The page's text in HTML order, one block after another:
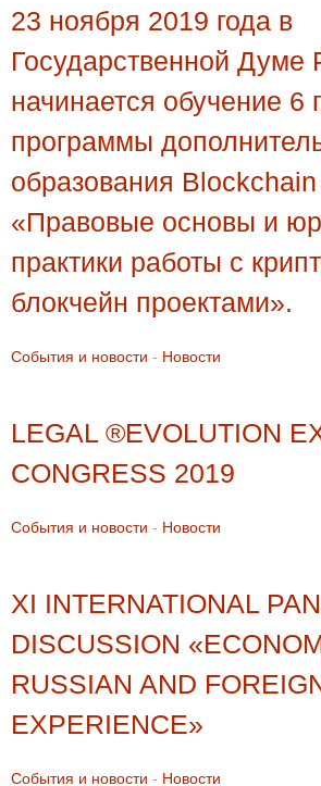
23 ноября 2019 года в
Государственной Думе
начинается обучение 6
программы
образования
«Правовые основы и
практики работы с
блокчейн проектами».
События и новости - Новости
LEGAL ®EVOLUTION
CONGRESS 2019
События и новости - Новости
XI INTERNATIONAL
DISCUSSION
RUSSIAN AND
EXPERIENCE»
События и новости - Новости